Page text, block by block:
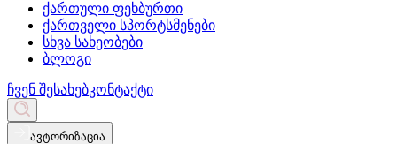
ქართული ფეხბურთი
ქართველი სპორტსმენები
სხვა სახეობები
ბლოგი
ჩვენ შესახებკონტაქტი
ავტორიზაცია